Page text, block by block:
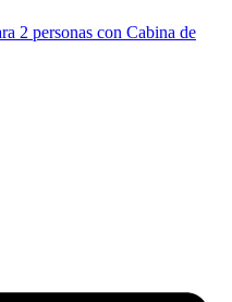
2 personas con Cabina de